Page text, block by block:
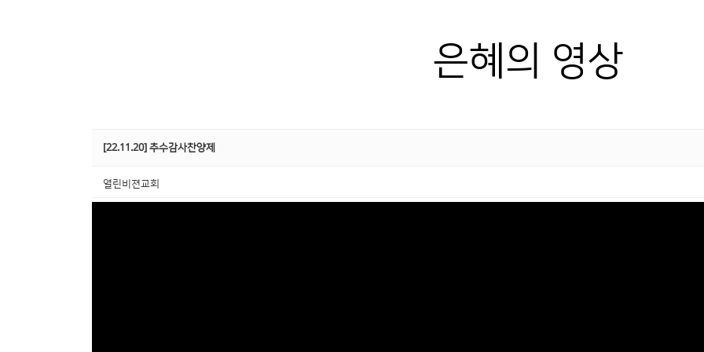
은혜의 영상
[22.11.20] 추수감사찬양제
열린비젼교회